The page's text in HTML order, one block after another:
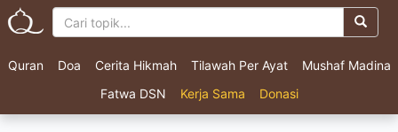
Quran Doa Cerita Hikmah Tilawah Per Ayat
Mushaf Madina
Fatwa DSN
Kerja Sama Donasi